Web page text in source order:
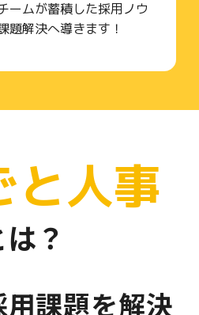
ームが蓄積した採用ノウ
題解決へ導きます！
と人事
は？
課題を解決